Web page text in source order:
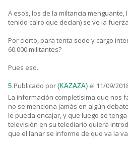
A esos, los de la miltancia menguante,
tenido calro que decían) se ve la
Por cierto, para tenta sede y cargo
60.000 militantes?
Pues eso.
5. Publicado por (KAZAZA) el 11/09/
La información completísima que nos
no se menciona jamás en algún
le pueda encajar, y que luego se
televisión en su telediario quiera
que el lanar se informe de que va la